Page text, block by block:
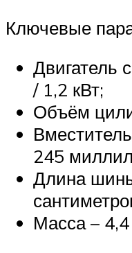
Ключевые
Двигатель
/ 1,2 кВт;
Объём
245
Длина
Масса –